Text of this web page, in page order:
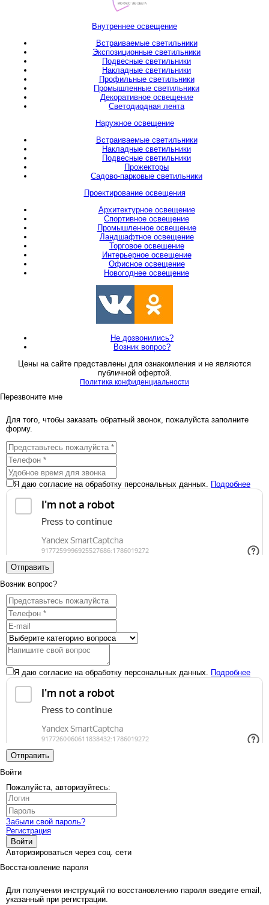
Внутреннее освещение
Встраиваемые светильники
Экспозиционные светильники
Подвесные светильники
Накладные светильники
Профильные светильники
Промышленные светильники
Декоративное освещение
Светодиодная лента
Наружное освещение
Встраиваемые светильники
Накладные светильники
Подвесные светильники
Прожекторы
Садово-парковые светильники
Проектирование освещения
Архитектурное освещение
Спортивное освещение
Промышленное освещение
Ландшафтное освещение
Торговое освещение
Интерьерное освещение
Офисное освещение
Новогоднее освещение
Не дозвонились?
Возник вопрос?
Цены на сайте представлены для ознакомления и не являются
публичной офертой.
Политика конфиденциальности
Перезвоните мне
Для того, чтобы заказать обратный звонок, пожалуйста заполните
форму.
Я даю согласие на обработку персональных данных. Подробнее
Отправить
Возник вопрос?
Я даю согласие на обработку персональных данных. Подробнее
Отправить
Войти
Пожалуйста, авторизуйтесь:
Забыли свой пароль?
Регистрация
Войти
Авторизироваться через соц. сети
Восстановление пароля
Для получения инструкций по восстановлению пароля введите email,
указанный при регистрации.